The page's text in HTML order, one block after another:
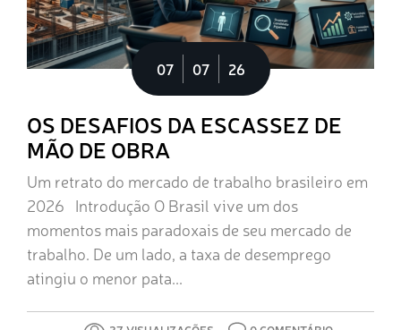
07 07 26
OS DESAFIOS DA ESCASSEZ DE
MÃO DE OBRA
Um retrato do mercado de trabalho brasileiro em
2026 Introdução O Brasil vive um dos
momentos mais paradoxais de seu mercado de
trabalho. De um lado, a taxa de desemprego
atingiu o menor pata...